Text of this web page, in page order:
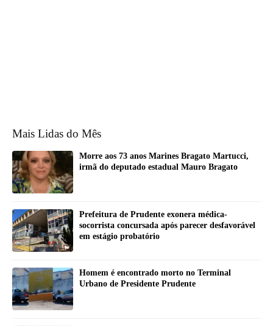
Mais Lidas do Mês
Morre aos 73 anos Marines Bragato Martucci,
irmã do deputado estadual Mauro Bragato
Prefeitura de Prudente exonera médica-
socorrista concursada após parecer desfavorável
em estágio probatório
Homem é encontrado morto no Terminal
Urbano de Presidente Prudente